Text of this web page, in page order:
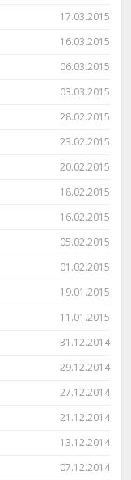
17.03.2015
16.03.2015
06.03.2015
03.03.2015
28.02.2015
23.02.2015
20.02.2015
18.02.2015
16.02.2015
05.02.2015
01.02.2015
19.01.2015
11.01.2015
31.12.2014
29.12.2014
27.12.2014
21.12.2014
13.12.2014
07.12.2014